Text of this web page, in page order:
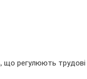
що регулюють трудові